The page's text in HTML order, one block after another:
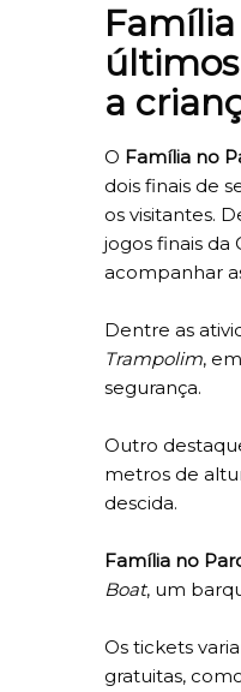
a
O Família no
dois finais de
os visitantes.
jogos finais
acompanhar
Dentre as
Trampolim,
segurança.
Outro
metros de
descida.
Família no
Boat, um
Os tickets
gratuitas,